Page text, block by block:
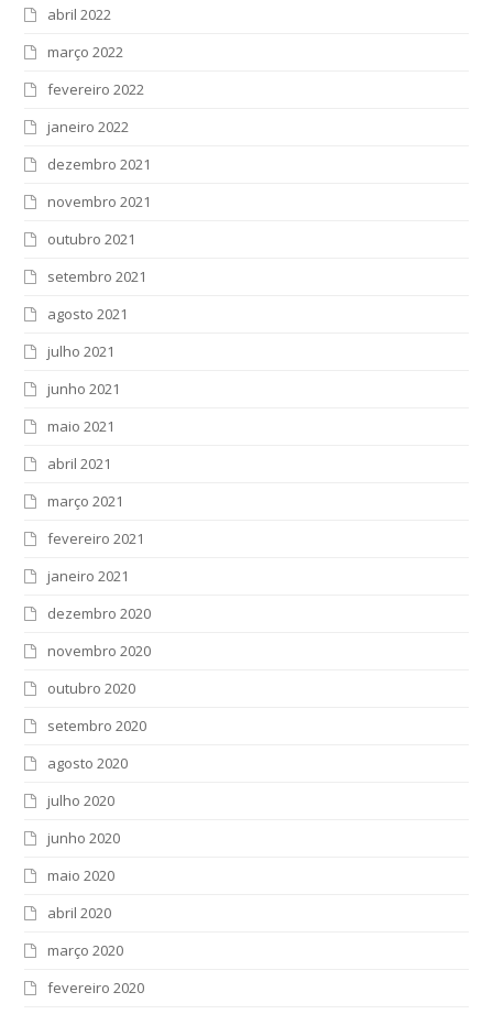
abril 2022
março 2022
fevereiro 2022
janeiro 2022
dezembro 2021
novembro 2021
outubro 2021
setembro 2021
agosto 2021
julho 2021
junho 2021
maio 2021
abril 2021
março 2021
fevereiro 2021
janeiro 2021
dezembro 2020
novembro 2020
outubro 2020
setembro 2020
agosto 2020
julho 2020
junho 2020
maio 2020
abril 2020
março 2020
fevereiro 2020